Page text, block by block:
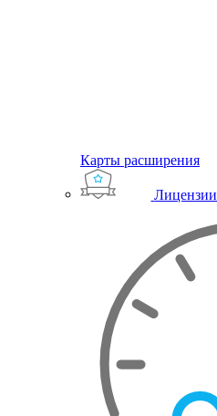
Карты расширения
Лицензии